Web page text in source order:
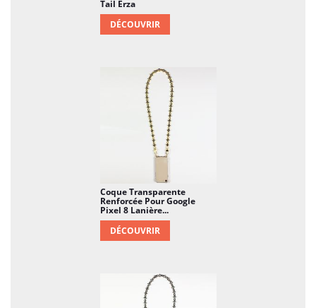
Tail Erza
DÉCOUVRIR
Coque Transparente
Renforcée Pour Google
Pixel 8 Lanière...
DÉCOUVRIR